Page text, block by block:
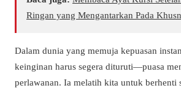
Ringan yang Mengantarkan Pada
Dalam dunia yang memuja kepuasan
keinginan harus segera dituruti—puasa
perlawanan. Ia melatih kita untuk berhenti